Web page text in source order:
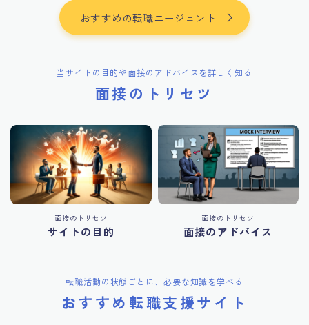
おすすめの転職エージェント
当サイトの目的や面接のアドバイスを詳しく知る
面接のトリセツ
面接のトリセツ
サイトの目的
面接のトリセツ
面接のアドバイス
転職活動の状態ごとに、必要な知識を学べる
おすすめ転職支援サイト